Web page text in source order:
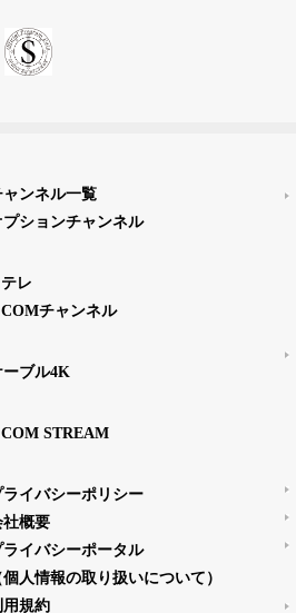
ャンネル一覧
プションチャンネル
レ
チャンネル
ーブル4K
STREAM
ライバシーポリシー
社概要
ライバシーポータル
個人情報の取り扱いについて）
用規約